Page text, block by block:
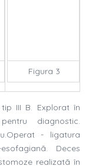
Figura 3
III B. Explorat în
diagnostic.
- ligatura
Deces
realizatã în